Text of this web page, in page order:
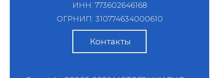
ИНН: 773602646168
ОГРНИП: 310774634000610
Контакты